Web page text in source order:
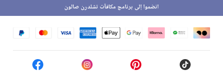
انضموا إلى برنامج مكافآت تشلدرن صالون